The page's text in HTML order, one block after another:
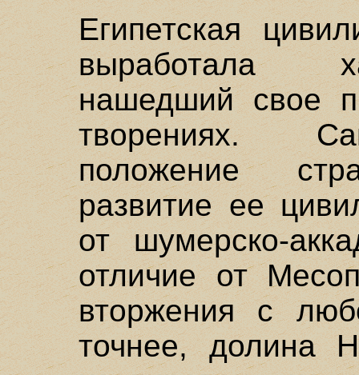
Египетская
выработала
нашедший свое
творениях.
положение
развитие ее
от шумерско-
отличие от
вторжения с
точнее, долина